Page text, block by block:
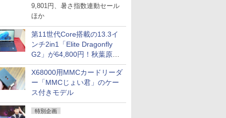
9,801円、暑さ指数連動セール
ほか
第11世代Core搭載の13.3イ
ンチ2in1「Elite Dragonfly
G2」が64,800円！秋葉原で
中古PCセール
X68000用MMCカードリーダ
ー「MMCじょい君」のケー
ス付きモデル
特別企画